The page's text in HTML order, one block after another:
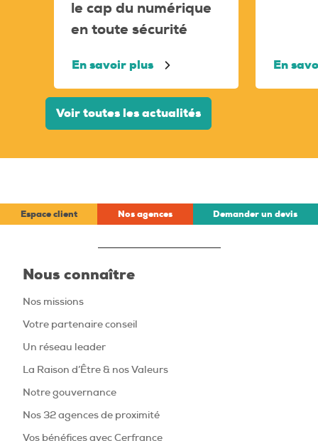
le cap du numérique
en toute sécurité
En savoir plus En
Voir toutes les actualités
Espace client Nos agences Demander un devis
Nous connaître
Nos missions
Votre partenaire conseil
Un réseau leader
La Raison d’Être & nos Valeurs
Notre gouvernance
Nos 32 agences de proximité
Vos bénéfices avec Cerfrance